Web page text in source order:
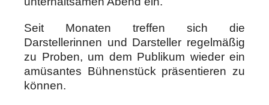
Seit Monaten treffen sich die
Darstellerinnen und Darsteller regelmäßig
zu Proben, um dem Publikum wieder ein
amüsantes Bühnenstück präsentieren zu
können.